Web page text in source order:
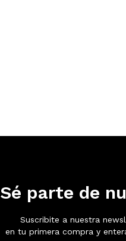
Sé parte de
Suscribite a nuestra
en tu primera compra y